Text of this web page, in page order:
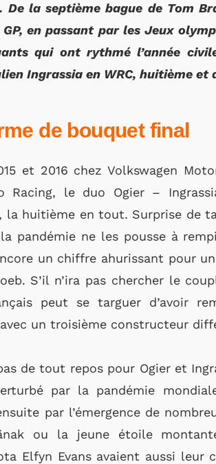
De la septième bague de Tom
en passant par les Jeux
qui ont rythmé l’année
Ingrassia en WRC, huitième
de bouquet final
et 2016 chez Volkswagen
Racing, le duo Ogier –
la huitième en tout. Surprise de
pandémie ne les pousse à
un chiffre ahurissant pour
S’il n’ira pas chercher le
peut se targuer d’avoir
un troisième constructeur
de tout repos pour Ogier et
par la pandémie
par l’émergence de
ou la jeune étoile
Elfyn Evans avaient aussi leur